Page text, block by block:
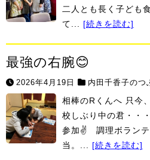
二人とも長く子ども
て... [続きを読む]
最強の右腕😊
2026年4月19日 内田千香子のつ
相棒のRくんへ 只今
校しぶり中の君・・
参加✌ 調理ボランテ
当。... [続きを読む]